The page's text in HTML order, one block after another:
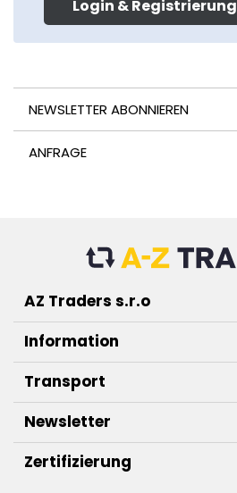
Login & Registrierung
NEWSLETTER ABONNIEREN
ANFRAGE
AZ Traders s.r.o
Information
Transport
Newsletter
Zertifizierung